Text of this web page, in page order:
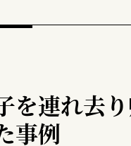
を連れ去
事例